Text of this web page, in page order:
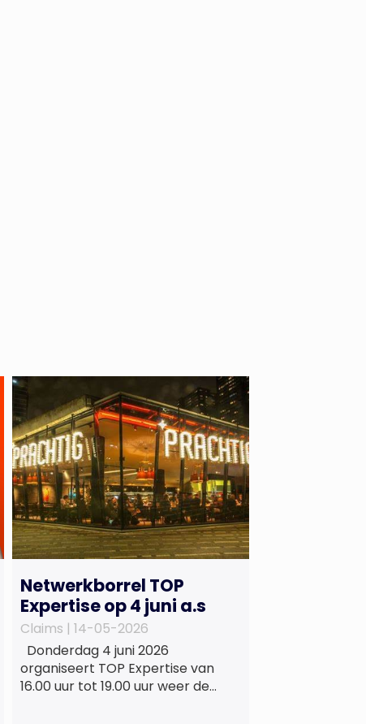
Netwerkborrel TOP
Expertise op 4 juni a.s
Claims | 14-05-2026
Donderdag 4 juni 2026
organiseert TOP Expertise van
16.00 uur tot 19.00 uur weer de